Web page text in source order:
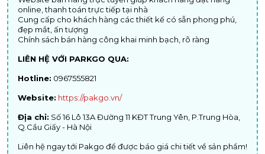
online, thanh toán trực tiếp tại nhà
Cung cấp cho khách hàng các thiết kế có sẵn phong phú,
đẹp mắt, ấn tượng
Chính sách bán hàng công khai minh bạch, rõ ràng
LIÊN HỆ VỚI PARKGO QUA:
Hotline: 0967555821
Website: https://pakgo.vn/
Địa chỉ: Số 16 Lô 13A Đường 11 KĐT Trung Yên, P.Trung Hòa,
Q.Cầu Giấy - Hà Nội
Liên hệ ngay tới Pakgo để được báo giá chi tiết về sản phẩm!